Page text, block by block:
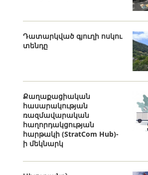
Դատարկված գյուղի ոսկու
տենդը
Քաղաքացիական
հասարակության
ռազմավարական
հաղորդակցության
հարթակի (StratCom Hub)-
ի մեկնարկ